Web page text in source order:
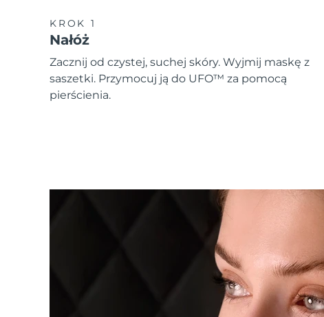
KROK 1
Nałóż
Zacznij od czystej, suchej skóry. Wyjmij maskę z
saszetki. Przymocuj ją do UFO™ za pomocą
pierścienia.